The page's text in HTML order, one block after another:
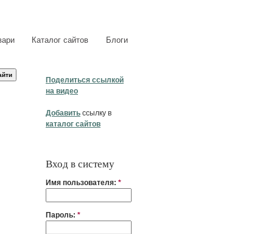
Каталог сайтов Блоги
Поделиться ссылкой
на видео
Добавить ссылку в
каталог сайтов
Вход в систему
Имя пользователя: *
Пароль: *